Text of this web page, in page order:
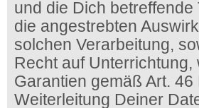
und die Dich betreffende
die angestrebten
solchen Verarbeitung,
Recht auf Unterrichtung,
Garantien gemäß Art. 46
Weiterleitung Deiner